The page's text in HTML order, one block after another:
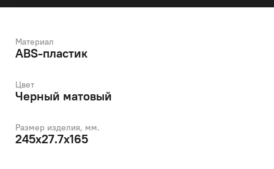
Материал
ABS-пластик
Цвет
Черный матовый
Размер изделия, мм.
245х27.7х165